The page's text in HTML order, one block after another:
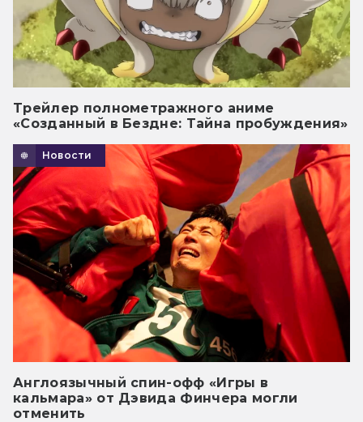
Трейлер полнометражного аниме
«Созданный в Бездне: Тайна пробуждения»
Новости
Англоязычный спин-офф «Игры в
кальмара» от Дэвида Финчера могли
отменить